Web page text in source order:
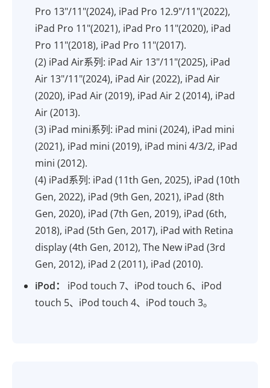
Pro 13"/11"(2024), iPad Pro 12.9"/11"(2022),
iPad Pro 11"(2021), iPad Pro 11"(2020), iPad
Pro 11"(2018), iPad Pro 11"(2017).
(2) iPad Air系列: iPad Air 13"/11"(2025), iPad
Air 13"/11"(2024), iPad Air (2022), iPad Air
(2020), iPad Air (2019), iPad Air 2 (2014), iPad
Air (2013).
(3) iPad mini系列: iPad mini (2024), iPad mini
(2021), iPad mini (2019), iPad mini 4/3/2, iPad
mini (2012).
(4) iPad系列: iPad (11th Gen, 2025), iPad (10th
Gen, 2022), iPad (9th Gen, 2021), iPad (8th
Gen, 2020), iPad (7th Gen, 2019), iPad (6th,
2018), iPad (5th Gen, 2017), iPad with Retina
display (4th Gen, 2012), The New iPad (3rd
Gen, 2012), iPad 2 (2011), iPad (2010).
iPod：
iPod touch 7、iPod touch 6、iPod
touch 5、iPod touch 4、iPod touch 3。